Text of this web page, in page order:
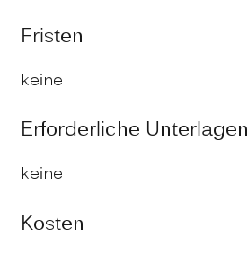
Fristen
keine
Erforderliche Unterlagen
keine
Kosten